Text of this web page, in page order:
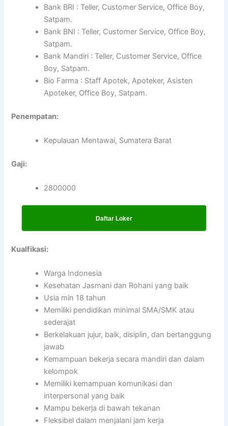
Bank BRI : Teller, Customer Service, Office Boy,
Satpam.
Bank BNI : Teller, Customer Service, Office Boy,
Satpam.
Bank Mandiri : Teller, Customer Service, Office
Boy, Satpam.
Bio Farma : Staff Apotek, Apoteker, Asisten
Apoteker, Office Boy, Satpam.
Penempatan:
Kepulauan Mentawai, Sumatera Barat
Gaji:
2800000
Daftar Loker
Kualfikasi:
Warga Indonesia
Kesehatan Jasmani dan Rohani yang baik
Usia min 18 tahun
Memiliki pendidikan minimal SMA/SMK atau
sederajat
Berkelakuan jujur, baik, disiplin, dan bertanggung
jawab
Kemampuan bekerja secara mandiri dan dalam
kelompok
Memiliki kemampuan komunikasi dan
interpersonal yang baik
Mampu bekerja di bawah tekanan
Fleksibel dalam menjalani jam kerja